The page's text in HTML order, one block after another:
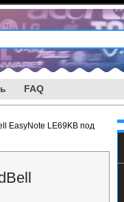
FAQ
EasyNote LE69KB под